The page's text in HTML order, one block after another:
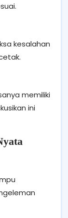
kesalahan
memiliki
ini